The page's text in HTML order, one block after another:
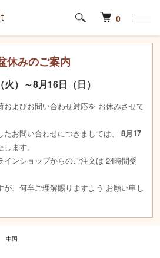
0
休みのご案内
）～8月16日（日）
およびお問い合わせ対応を お休みさせて
お問い合わせにつきましては、 8月17
します。
インショップからのご注文は 24時間受
が、何卒ご理解賜りますよう お願い申し
中国